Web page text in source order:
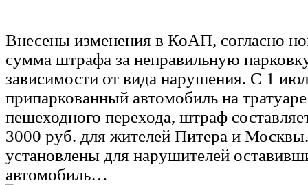
Внесены изменения в КоАП, согласно
сумма штрафа за неправильную
зависимости от вида нарушения. С 1
припаркованный автомобиль на
пешеходного перехода, штраф
3000 руб. для жителей Питера и
установлены для нарушителей
автомобиль…